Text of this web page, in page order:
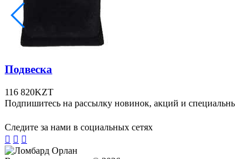
Подвеска
116 820KZT
Подпишитесь на рассылку новинок, акций и
Следите за нами в социальных сетях
  